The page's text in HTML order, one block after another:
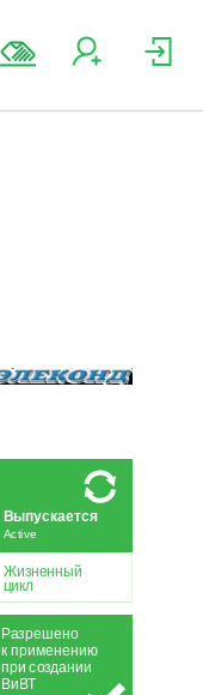
Жизненный
цикл
Active
Выпускается
Разрешено
к применению
присоздании
Ви ВТ